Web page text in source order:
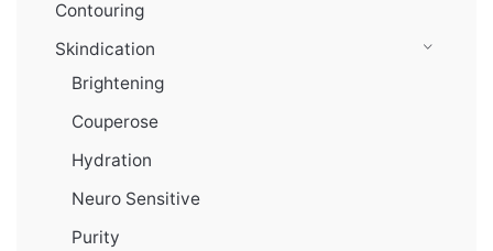
Contouring
Skindication
Brightening
Couperose
Hydration
Neuro Sensitive
Purity